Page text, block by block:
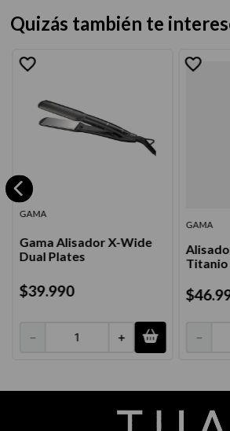
Quizás también te
GAMA
Gama Alisador X-Wide
Dual Plates
$39.990
＋
－
GAMA
Titanio
$46.
－